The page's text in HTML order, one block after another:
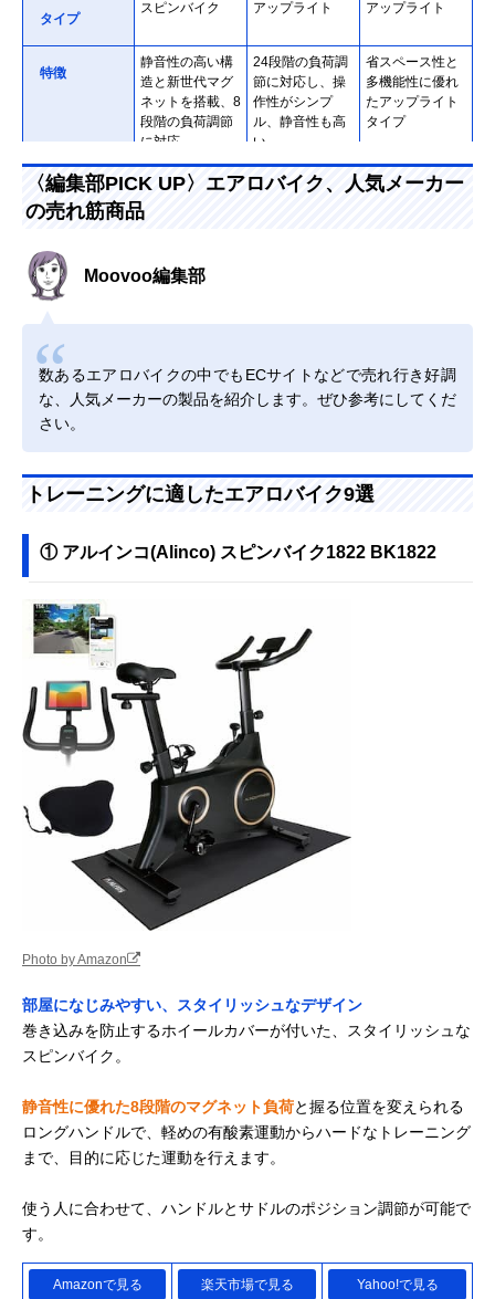
タイプ
スピンバイク アップライト アップライト
特徴
静音性の高い構
造と新世代マグ
ネットを搭載、8
段階の負荷調節
に対応
24段階の負荷調
節に対応し、操
作性がシンプ
ル、静音性も高
い
省スペース性と
多機能性に優れ
たアップライト
タイプ
計測機能
・時間
・速度
・消費カロリー
・時間
・速度
・時間
・速度
〈編集部PICK UP〉エアロバイク、人気メーカー
の売れ筋商品
Moovoo編集部
数あるエアロバイクの中でもECサイトなどで売れ行き好調
な、人気メーカーの製品を紹介します。ぜひ参考にしてくだ
さい。
トレーニングに適したエアロバイク9選
① アルインコ(Alinco) スピンバイク1822 BK1822
Photo by Amazon
部屋になじみやすい、スタイリッシュなデザイン
巻き込みを防止するホイールカバーが付いた、スタイリッシュな
スピンバイク。
静音性に優れた8段階のマグネット負荷と握る位置を変えられる
ロングハンドルで、軽めの有酸素運動からハードなトレーニング
まで、目的に応じた運動を行えます。
使う人に合わせて、ハンドルとサドルのポジション調節が可能で
す。
Amazonで見る 楽天市場で見る Yahoo!で見る